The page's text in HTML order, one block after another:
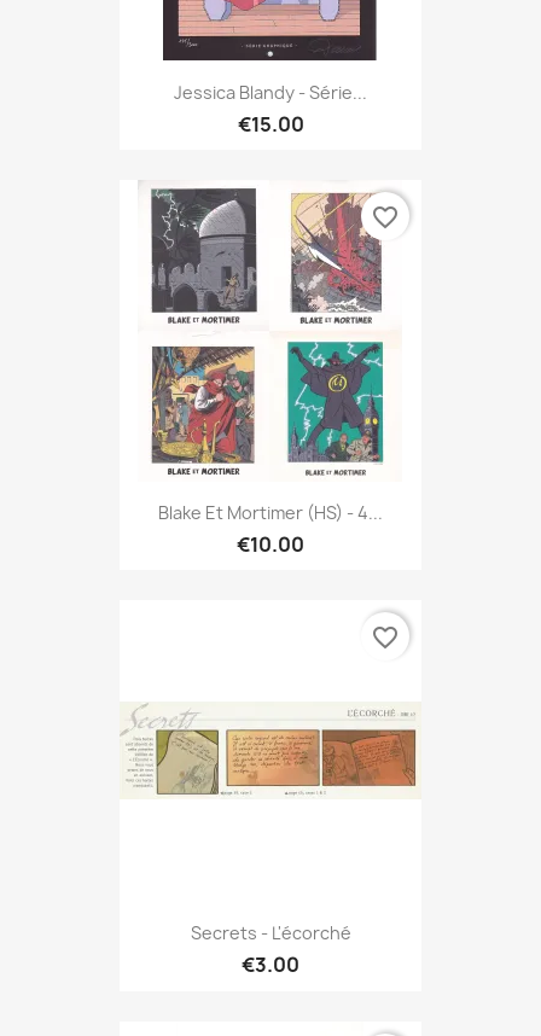
Jessica Blandy - Série...
€15.00
Blake Et Mortimer (HS) - 4...
€10.00
favorite_border
Secrets - L'écorché
€3.00
favorite_border